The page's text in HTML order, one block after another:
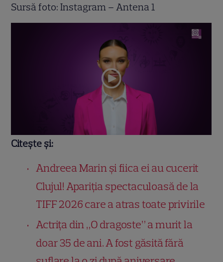
Sursă foto: Instagram – Antena 1
Citește și:
Andreea Marin și fiica ei au cucerit
Clujul! Apariția spectaculoasă de la
TIFF 2026 care a atras toate privirile
Actrița din „O dragoste” a murit la
doar 35 de ani. A fost găsită fără